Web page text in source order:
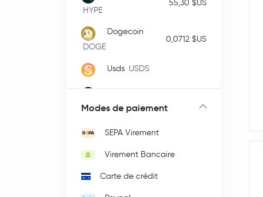
HYPE
55,30 $US
Dogecoin
DOGE
0,0712 $US
Usds USDS
Modes de paiement
SEPA Virement
Virement Bancaire
Carte de crédit